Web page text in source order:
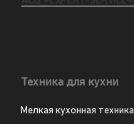
Техника для кухни
Мелкая кухонная техника